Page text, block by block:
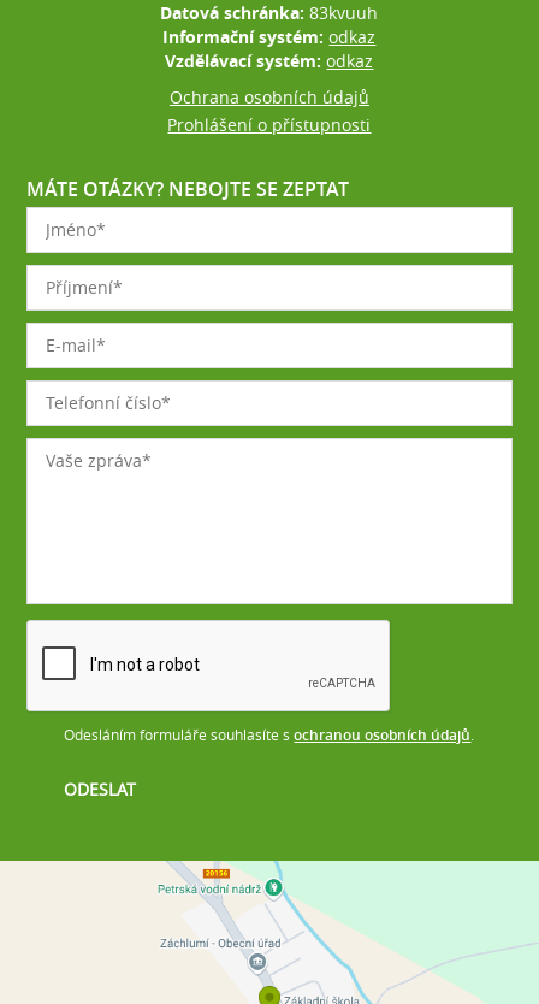
Datová schránka:83kvuuh
Informační systém:odkaz
Vzdělávací systém:odkaz
Ochrana osobních údajů
Prohlášení o přístupnosti
MÁTE OTÁZKY? NEBOJTE SE ZEPTAT
Odesláním formuláře souhlasíte sochranou osobních údajů